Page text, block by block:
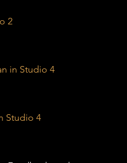
2
in Studio 4
Studio 4